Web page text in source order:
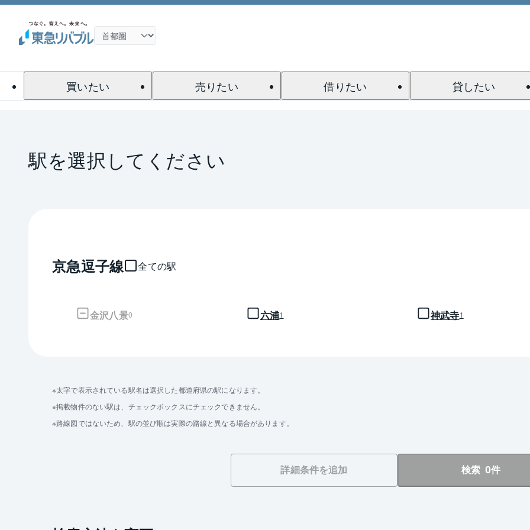
買いたい 売りたい 借りたい 貸したい
駅を選択してください
京急逗子線 全ての駅
金沢八景0 六浦1 神武寺1
太字で表示されている駅名は選択した都道府県の駅になります。
掲載物件のない駅は、チェックボックスにチェックできません。
路線図ではないため、駅の並び順は実際の路線と異なる場合があります。
詳細条件を追加 検索 0件